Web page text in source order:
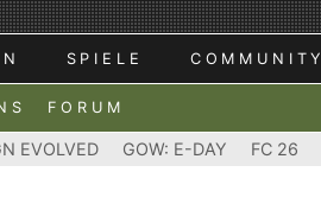
SPIELE COMMUNITY
FORUM
EVOLVED GOW: E-DAY FC 26